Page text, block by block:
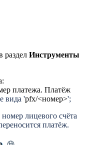
раздел Инструменты
платежа. Платёж
вида 'pfx/<номер>';
лицевого счёта
платёж.